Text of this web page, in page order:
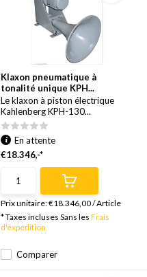
Klaxon pneumatique à
tonalité unique KPH...
Le klaxon à piston électrique
Kahlenberg KPH-130...
Comparer
En attente
€18.346,-*
Prix unitaire:€18.346,00/Article
* Taxes incluses Sans les Frais
d'expédition